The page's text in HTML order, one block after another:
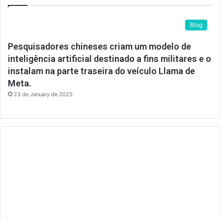
Blog
Pesquisadores chineses criam um modelo de
inteligência artificial destinado a fins militares e o
instalam na parte traseira do veículo Llama de
Meta.
23 de January de 2025